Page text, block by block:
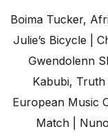
Boima Tucker,
Julie’s Bicycle |
Gwendolenn
Kabubi,
European Music
Match |